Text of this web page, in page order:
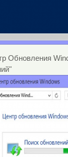
Обновления